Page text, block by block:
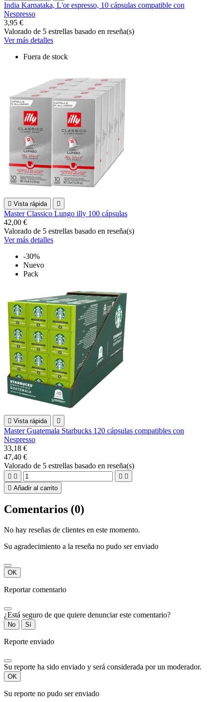
India Karnataka, L'or espresso, 10 cápsulas compatible con
Nespresso
3,95 €
Valorado de 5 estrellas basado en reseña(s)
Ver más detalles
Fuera de stock
 Vista rápida 
Master Classico Lungo illy 100 cápsulas
42,00 €
Valorado de 5 estrellas basado en reseña(s)
Ver más detalles
-30%
Nuevo
Pack
 Vista rápida 
Master Guatemala Starbucks 120 cápsulas compatibles con
Nespresso
33,18 €
47,40 €
Valorado de 5 estrellas basado en reseña(s)
   
 Añadir al carrito
Comentarios (0)
No hay reseñas de clientes en este momento.
Su agradecimiento a la reseña no pudo ser enviado
OK
Reportar comentario
¿Está seguro de que quiere denunciar este comentario?
No Sí
Reporte enviado
Su reporte ha sido enviado y será considerada por un moderador.
OK
Su reporte no pudo ser enviado